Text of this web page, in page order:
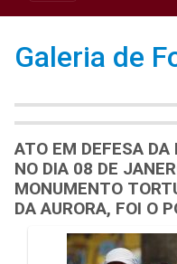
Galeria de
ATO EM DEFESA
NO DIA 08 DE
MONUMENTO
DA AURORA, FOI O
Galeria de Mídias